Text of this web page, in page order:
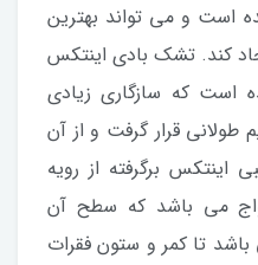
است و می تواند بهترین
کند. تشک بادی اینتکس
است که سازگاری زیادی
طولانی قرار گرفت و از آن
برگرفته از رویه
می باشد که سطح آن
تا کمر و ستون فقرات